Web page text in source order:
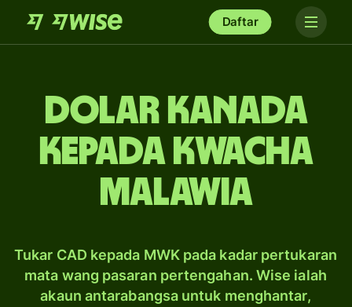
Daftar
dolar Kanada
kepada kwacha
Malawia
Tukar CAD kepada MWK pada kadar pertukaran
mata wang pasaran pertengahan. Wise ialah
akaun antarabangsa untuk menghantar,